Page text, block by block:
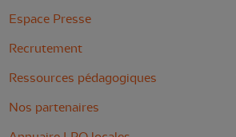
Espace Presse
Recrutement
Ressources pédagogiques
Nos partenaires